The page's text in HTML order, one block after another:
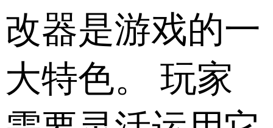
改器是游戏的一
大特色。 玩家